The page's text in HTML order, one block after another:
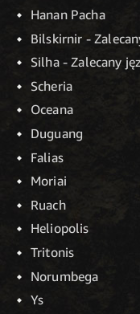
Hanan Pacha
Bilskirnir -
Silha - Zalecany
Scheria
Oceana
Duguang
Falias
Moriai
Ruach
Heliopolis
Tritonis
Norumbega
Ys